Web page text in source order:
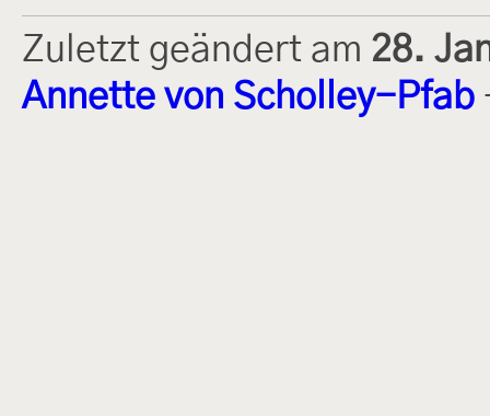
Zuletzt geändert am 28.
Annette von Scholley-Pfab